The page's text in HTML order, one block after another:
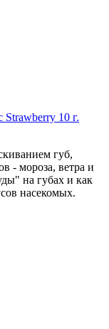
10 г.
губ,
- мороза, ветра и
на губах и как
насекомых.